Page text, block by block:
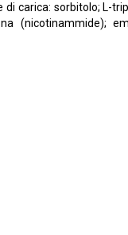
carica: sorbitolo;
(nicotinammide);